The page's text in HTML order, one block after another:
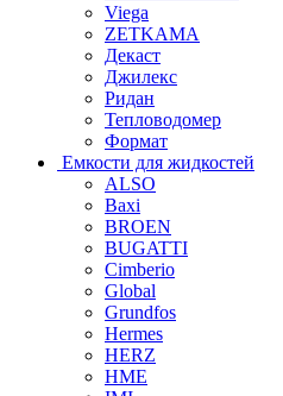
Viega
ZETKAMA
Декаст
Джилекс
Ридан
Тепловодомер
Формат
Емкости для жидкостей
ALSO
Baxi
BROEN
BUGATTI
Cimberio
Global
Grundfos
Hermes
HERZ
HME